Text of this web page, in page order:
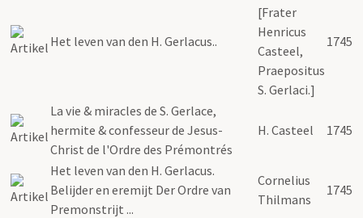
Het leven van den H. Gerlacus..
[Frater
Henricus
Casteel,
Praepositus
S. Gerlaci.]
1745
La vie & miracles de S. Gerlace,
hermite & confesseur de Jesus-
Christ de l'Ordre des Prémontrés
H. Casteel 1745
Het leven van den H. Gerlacus.
Belijder en eremijt Der Ordre van
Premonstrijt ...
Cornelius
Thilmans
1745